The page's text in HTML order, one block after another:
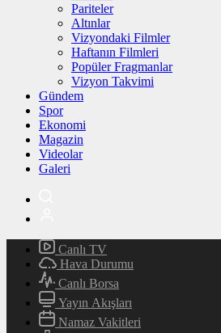
Pariteler
Altınlar
Vizyondaki Filmler
Haftanın Filmleri
Popüler Fragmanlar
Vizyon Takvimi
Gündem
Spor
Ekonomi
Magazin
Videolar
Galeri
Canlı TV
Hava Durumu
Canlı Borsa
Yayın Akışları
Namaz Vakitleri